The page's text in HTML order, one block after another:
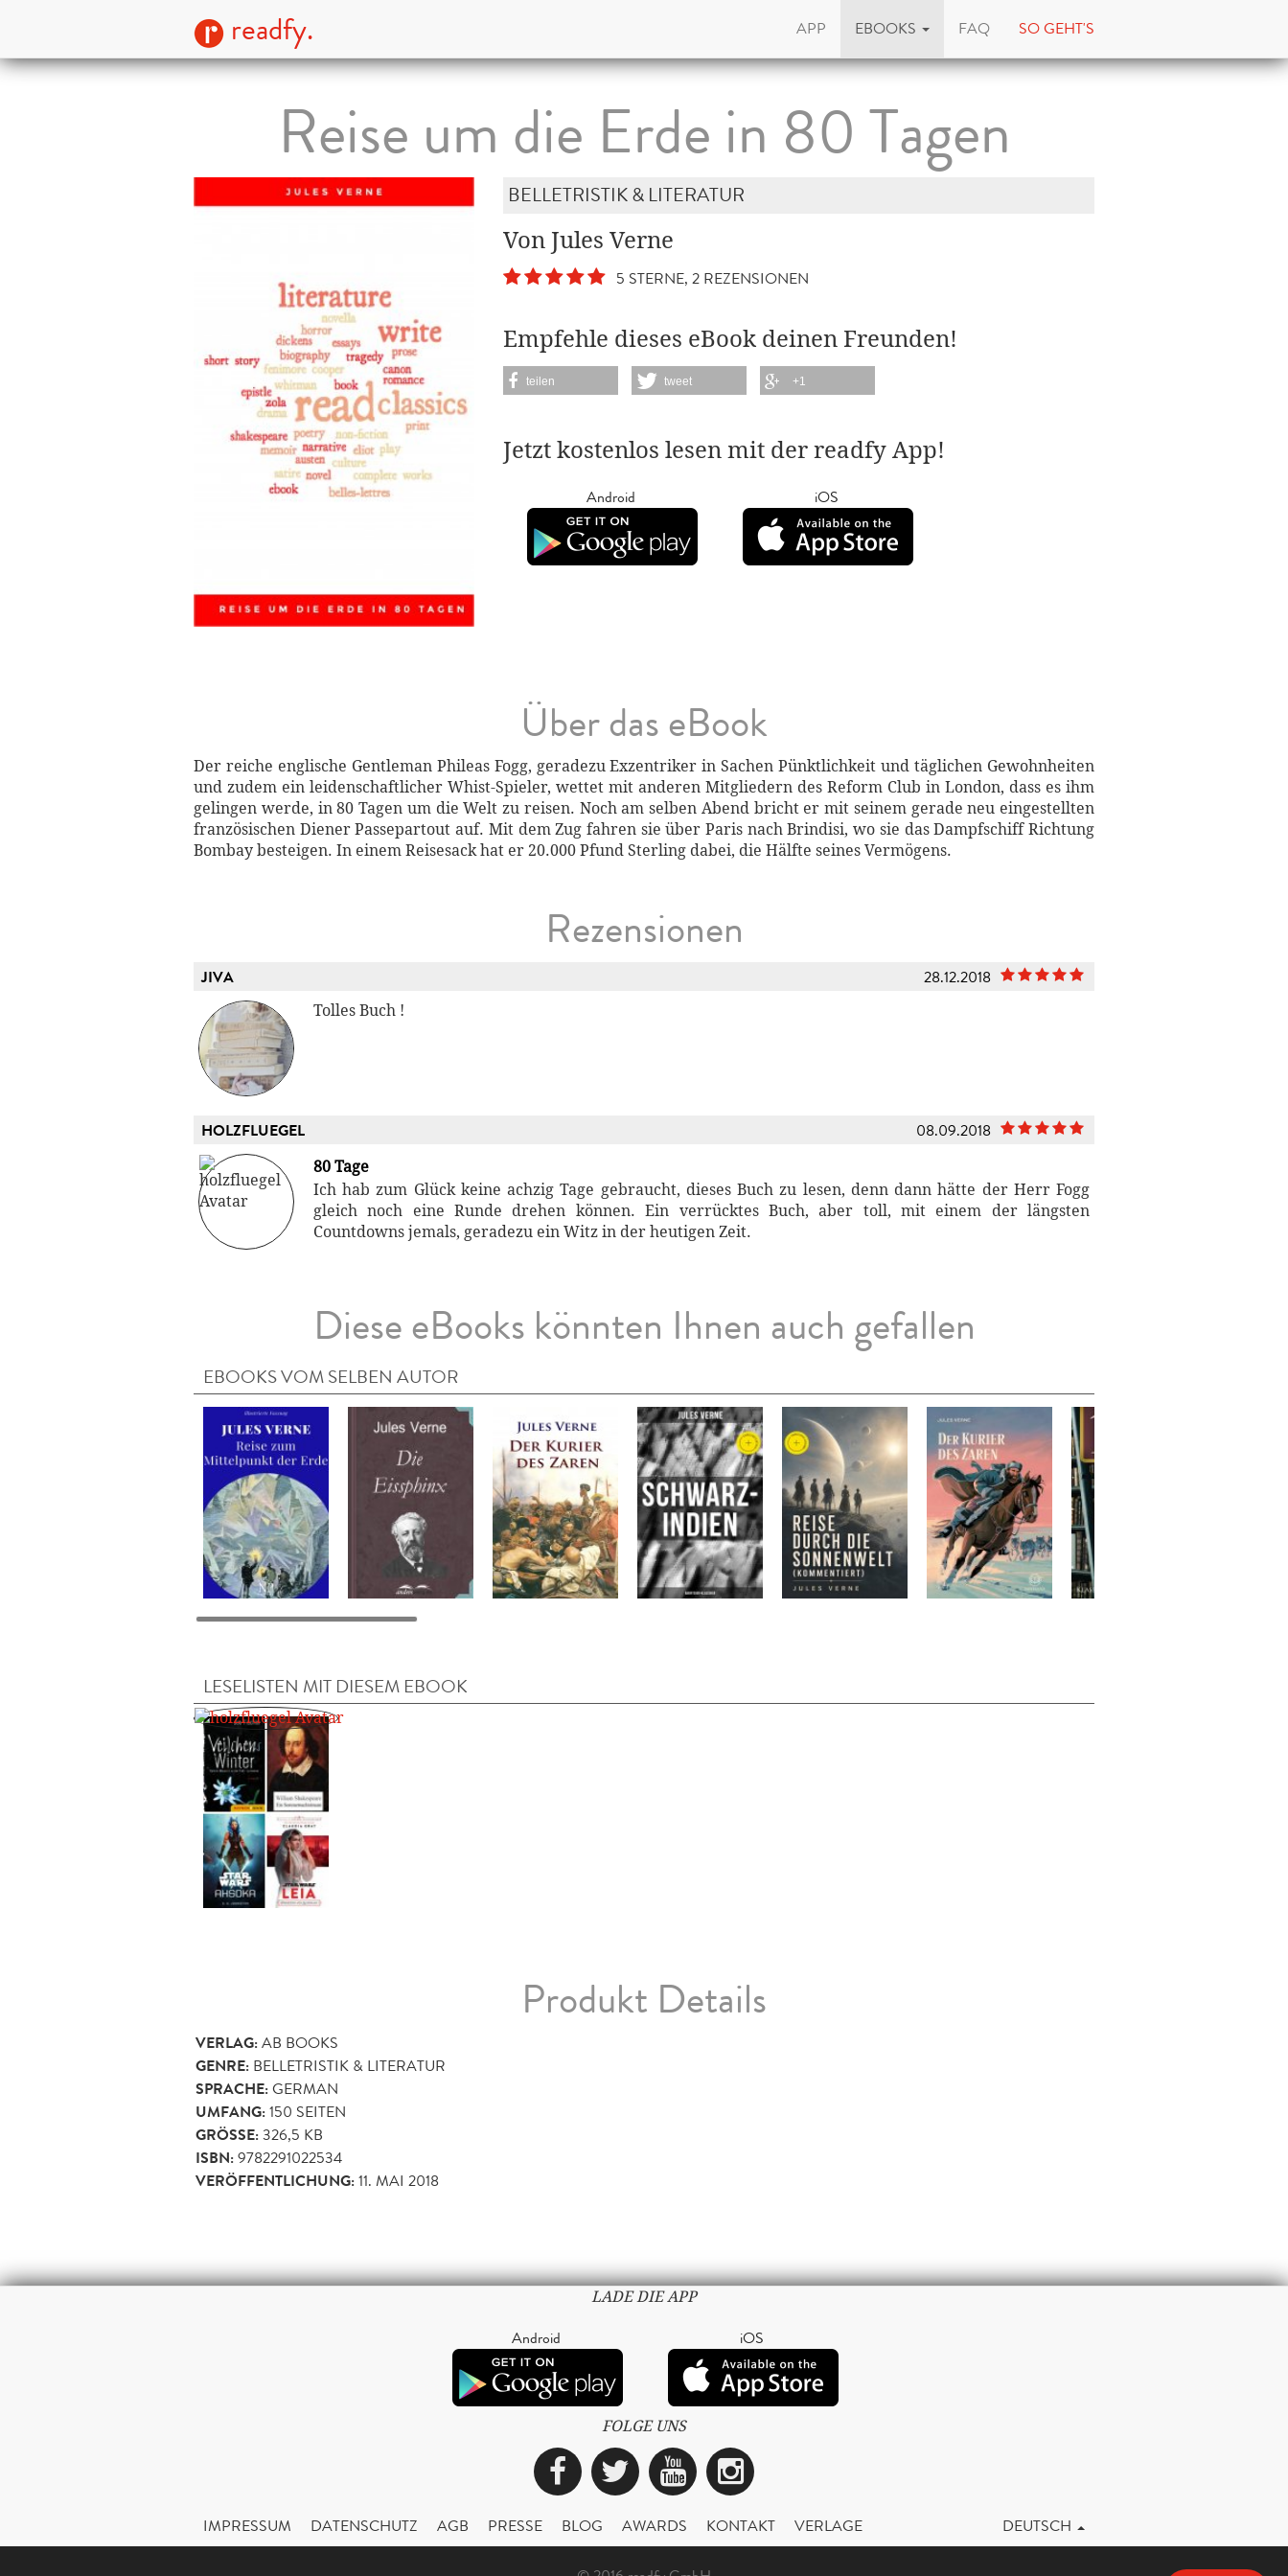
readfy. APP EBOOKS FAQ SO GEHT'S
Reise um die Erde in 80 Tagen
BELLETRISTIK & LITERATUR
Von Jules Verne
5 STERNE, 2 REZENSIONEN
Empfehle dieses eBook deinen Freunden!
teilen tweet +1
Jetzt kostenlos lesen mit der readfy App!
Android iOS
Über das eBook
Der reiche englische Gentleman Phileas Fogg, geradezu Exzentriker in Sachen Pünktlichkeit und täglichen Gewohnheiten
und zudem ein leidenschaftlicher Whist-Spieler, wettet mit anderen Mitgliedern des Reform Club in London, dass es ihm
gelingen werde, in 80 Tagen um die Welt zu reisen. Noch am selben Abend bricht er mit seinem gerade neu eingestellten
französischen Diener Passepartout auf. Mit dem Zug fahren sie über Paris nach Brindisi, wo sie das Dampfschiff Richtung
Bombay besteigen. In einem Reisesack hat er 20.000 Pfund Sterling dabei, die Hälfte seines Vermögens.
Rezensionen
JIVA 28.12.2018
Tolles Buch !
HOLZFLUEGEL 08.09.2018
80 Tage
Ich hab zum Glück keine achzig Tage gebraucht, dieses Buch zu lesen, denn dann hätte der Herr Fogg
gleich noch eine Runde drehen können. Ein verrücktes Buch, aber toll, mit einem der längsten
Countdowns jemals, geradezu ein Witz in der heutigen Zeit.
Diese eBooks könnten Ihnen auch gefallen
EBOOKS VOM SELBEN AUTOR
LESELISTEN MIT DIESEM EBOOK
Produkt Details
VERLAG:AB BOOKS
GENRE: BELLETRISTIK & LITERATUR
SPRACHE:GERMAN
UMFANG:150 SEITEN
GRÖSSE: 326,5 KB
ISBN:9782291022534
VERÖFFENTLICHUNG:11. MAI 2018
LADE DIE APP
Android iOS
FOLGE UNS
Facebook
TwitterYouTubeInstagram
IMPRESSUM DATENSCHUTZ AGB PRESSE BLOG AWARDS KONTAKT VERLAGE DEUTSCH